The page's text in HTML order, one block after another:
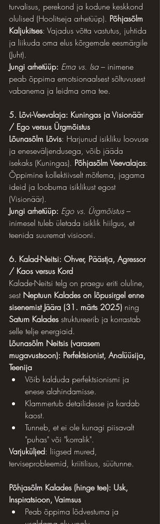
turvalisus, perekond ja kodune keskkond
olulised (Hoolitseja arhetüüp). Põhjasõlm
Kaljukitses: Vajadus võtta vastutus, juhtida
ja liikuda oma elus kõrgemale eesmärgile
(Juht).
Jungi arhetüüp: Ema vs. Isa – inimene
peab õppima emotsionaalsest sõltuvusest
vabanema ja leidma oma tee.
5. Lõvi-Veevalaja: Kuningas ja Visionäär
/ Ego versus Ürgmõistus
Lõunasõlm Lõvis: Harjunud isikliku loovuse
ja eneseväljendusega, võib jääda
isekaks (Kuningas). Põhjasõlm Veevalajas:
Õppimine kollektiivselt mõtlema, jagama
ideid ja loobuma isiklikust egost
(Visionäär).
Jungi arhetüüp: Ego vs. Ürgmõistus –
inimesel tuleb ületada isiklik hiilgus, et
teenida suuremat visiooni.
6. Kalad-Neitsi: Ohver, Päästja, Agressor
/ Kaos versus Kord
Kalade-Neitsi telg on praegu eriti oluline,
sest Neptuun Kalades on lõpusirgel enne
sisenemist Jäära (31. märts 2025) ning
Saturn Kalades struktureerib ja korrastab
selle telje energiaid.
Lõunasõlm Neitsis (varasem
mugavustsoon): Perfektsionist, Analüüsija,
Teenija
Võib kalduda perfektsionismi ja
enese alahindamisse.
Klammertub detailidesse ja kardab
kaost.
Tunneb, et ei ole kunagi piisavalt
"puhas" või "korralik".
Varjuküljed: liigsed mured,
terviseprobleemid, kriitilisus, süütunne.
Põhjasõlm Kalades (hinge tee): Usk,
Inspiratsioon, Vaimsus
Peab õppima lõdvestuma ja